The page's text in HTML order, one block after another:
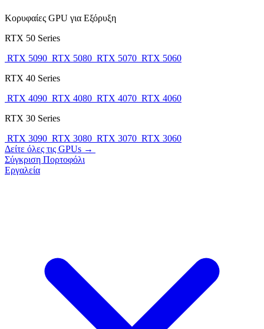
Κορυφαίες GPU για Εξόρυξη
RTX 50 Series
RTX 5090 RTX 5080 RTX 5070 RTX 5060
RTX 40 Series
RTX 4090 RTX 4080 RTX 4070 RTX 4060
RTX 30 Series
RTX 3090 RTX 3080 RTX 3070 RTX 3060
Δείτε όλες τις GPUs →
Σύγκριση Πορτοφόλι
Εργαλεία